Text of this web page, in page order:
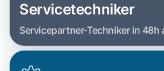
Servicetechniker
Servicepartner-Techniker in 48h